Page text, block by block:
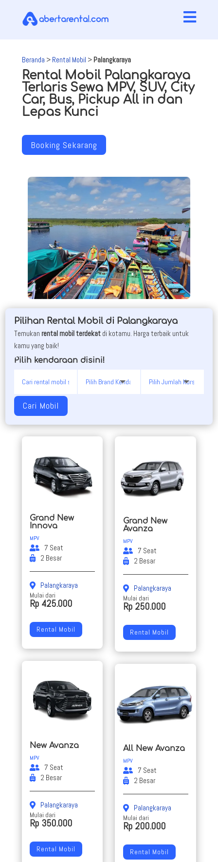

Beranda > Rental Mobil > Palangkaraya
Rental Mobil Palangkaraya
Terlaris Sewa MPV, SUV, City
Car, Bus, Pickup All in dan
Lepas Kunci
Booking Sekarang
Pilihan Rental Mobil di Palangkaraya
Temukan rental mobil terdekat di kotamu. Harga terbaik untuk
kamu yang baik!
Pilih kendaraan disini!
Cari Mobil
Grand New
Innova
MPV
7 Seat
2 Besar
Palangkaraya
Mulai dari
Rp 425.000
Rental Mobil
Grand New
Avanza
MPV
7 Seat
2 Besar
Palangkaraya
Mulai dari
Rp 250.000
Rental Mobil
New Avanza
MPV
7 Seat
2 Besar
Palangkaraya
Mulai dari
Rp 350.000
Rental Mobil
All New Avanza
MPV
7 Seat
2 Besar
Palangkaraya
Mulai dari
Rp 200.000
Rental Mobil